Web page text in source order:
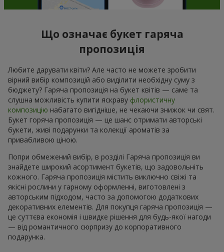
Що означає букет гаряча
пропозиція
Любите дарувати квіти? Але часто не можете зробити
вірний вибір композицій або виділити необхідну суму з
бюджету? Гаряча пропозиція на букет квітів — саме та
слушна можливість купити яскраву флористичну
композицію набагато вигідніше, не чекаючи знижок чи свят.
Букет горяча пропозиція — це шанс отримати авторські
букети, живі подарунки та колекції ароматів за
привабливою ціною.
Попри обмежений вибір, в розділі Гаряча пропозиція ви
знайдете широкий асортимент букетів, що задовольніть
кожного. Гаряча пропозиція містить виключно свіжі та
якісні рослини у гарному оформленні, виготовлені з
авторським підходом, часто за допомогою додаткових
декоративних елементів. Для покупця гаряча пропозиція —
це суттєва економія і швидке рішення для будь-якої нагоди
— від романтичного сюрпризу до корпоративного
подарунка.